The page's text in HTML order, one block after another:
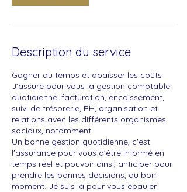
Description du service
Gagner du temps et abaisser les coûts
J'assure pour vous la gestion comptable
quotidienne, facturation, encaissement,
suivi de trésorerie, RH, organisation et
relations avec les différents organismes
sociaux, notamment.
Un bonne gestion quotidienne, c'est
l'assurance pour vous d'être informé en
temps réel et pouvoir ainsi, anticiper pour
prendre les bonnes décisions, au bon
moment. Je suis là pour vous épauler.